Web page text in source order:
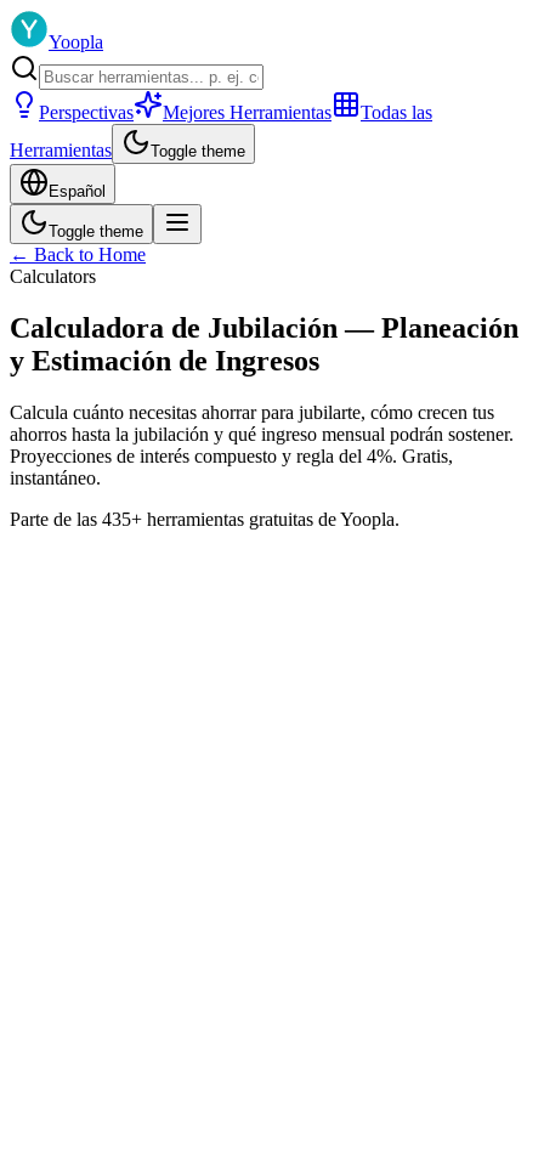
Yoopla
Perspectivas Mejores Herramientas
Todas las
Herramientas
Toggle theme
Español
Toggle theme
← Back to Home
Calculators
Calculadora de Jubilación — Planeación
y Estimación de Ingresos
Calcula cuánto necesitas ahorrar para jubilarte, cómo crecen tus
ahorros hasta la jubilación y qué ingreso mensual podrán sostener.
Proyecciones de interés compuesto y regla del 4%. Gratis,
instantáneo.
Parte de las 435+ herramientas gratuitas de Yoopla.